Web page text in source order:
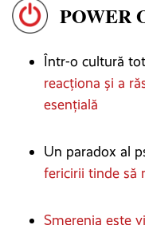
POWER
Într-o cultură
reacționa și a
esențială
Un paradox al
fericirii tinde să
Smerenia este